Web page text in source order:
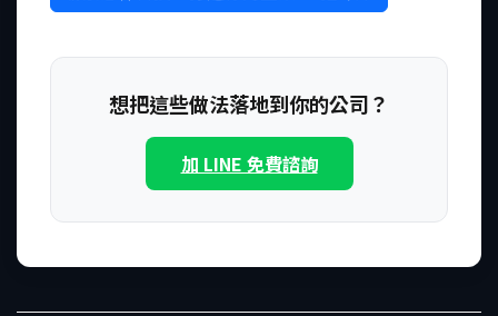
想把這些做法落地到你的公司？
加 LINE 免費諮詢